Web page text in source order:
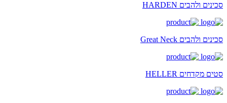
סכינים ולהבים HARDEN
סכינים ולהבים Great Neck
סטים מקדחים HELLER